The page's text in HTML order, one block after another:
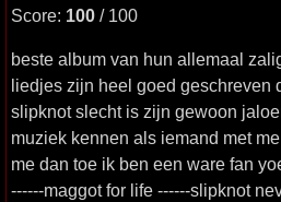
Score: 100 / 100
beste album van hun allemaal
liedjes zijn heel goed geschreven
slipknot slecht is zijn gewoon
muziek kennen als iemand met
me dan toe ik ben een ware fan
------maggot for life ------slipknot